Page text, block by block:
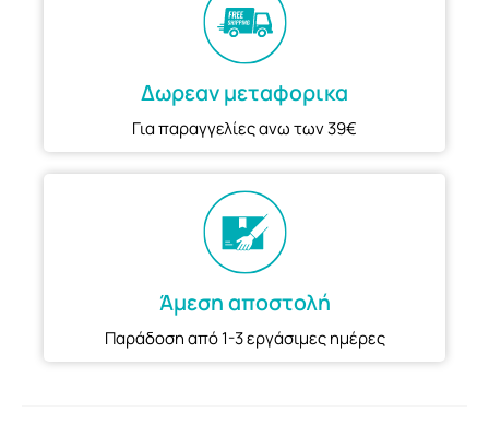
Δωρεαν μεταφορικα
Για παραγγελίες ανω των 39€
Άμεση αποστολή
Παράδοση από 1-3 εργάσιμες ημέρες